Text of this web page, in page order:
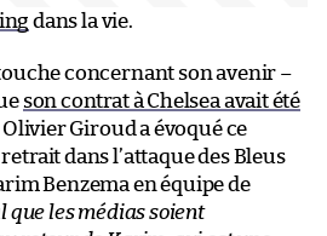
dans la vie.
concernant son avenir –
son contrat à Chelsea avait été
Olivier Giroud a évoqué ce
dans l’attaque des Bleus
Benzema en équipe de
que les médias soient